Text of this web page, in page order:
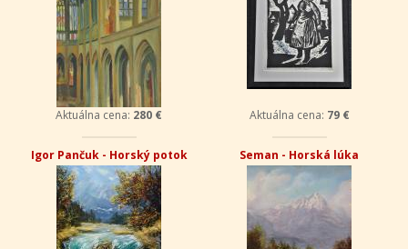
Aktuálna cena: 280 € Aktuálna cena: 79 €
Igor Pančuk - Horský potok Seman - Horská lúka